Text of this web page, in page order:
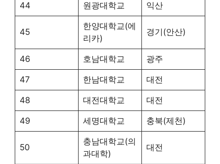
44 원광대학교 익산
45
한양대학교(에
리카)
경기(안산)
46 호남대학교 광주
47 한남대학교 대전
48 대전대학교 대전
49 세명대학교 충북(제천)
50
충남대학교(의
과대학)
대전